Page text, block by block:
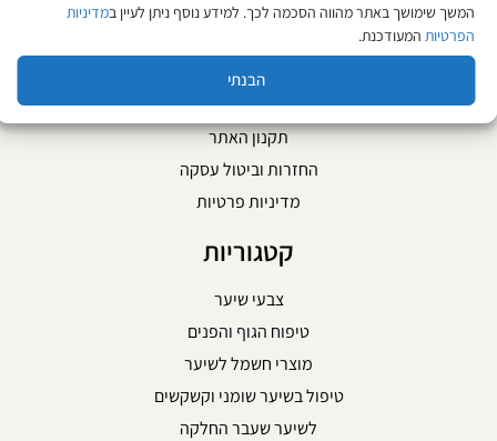
המשך שימושך באתר מהווה הסכמה לכך. למידע נוסף ניתן לעיין במדיניות
הפרטיותהמעודכנת.
הבנתי
צור קשר
המגזין
תקנון האתר
החזרות וביטול עסקה
מדיניות פרטיות
קטגוריות
צבעי שיער
טיפוח הגוף והפנים
מוצרי חשמל לשיער
טיפול בשיער שומני וקשקשים
לשיער שעבר החלקה